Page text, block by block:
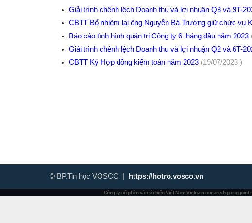
Giải trình chênh lệch Doanh thu và lợi nhuận Q3 và 9T-
CBTT Bổ nhiệm lại ông Nguyễn Bá Trường giữ chức vụ
Báo cáo tình hình quản trị Công ty 6 tháng đầu năm 2023
Giải trình chênh lệch Doanh thu và lợi nhuận Q2 và 6T-
CBTT Ký Hợp đồng kiểm toán năm 2023 (19/07/2023 )
© BP.Tin học VOSCO | https://hotro.vosco.vn
Công ty cổ phần vận tải biển Việt Nam Vietnam ocean shipping joint